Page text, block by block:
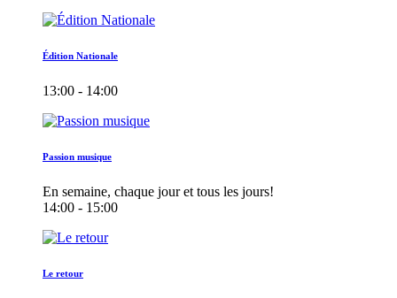
Édition Nationale
13:00 - 14:00
Passion musique
En semaine, chaque jour et tous les jours!
14:00 - 15:00
Le retour